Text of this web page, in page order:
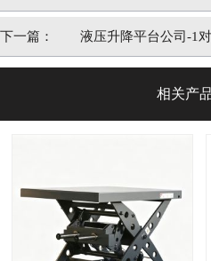
下一篇： 液压升降平台公司-1
相关产